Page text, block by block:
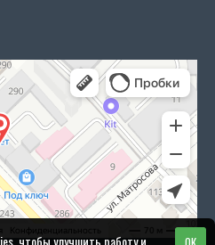
чтобы улучшить работу и